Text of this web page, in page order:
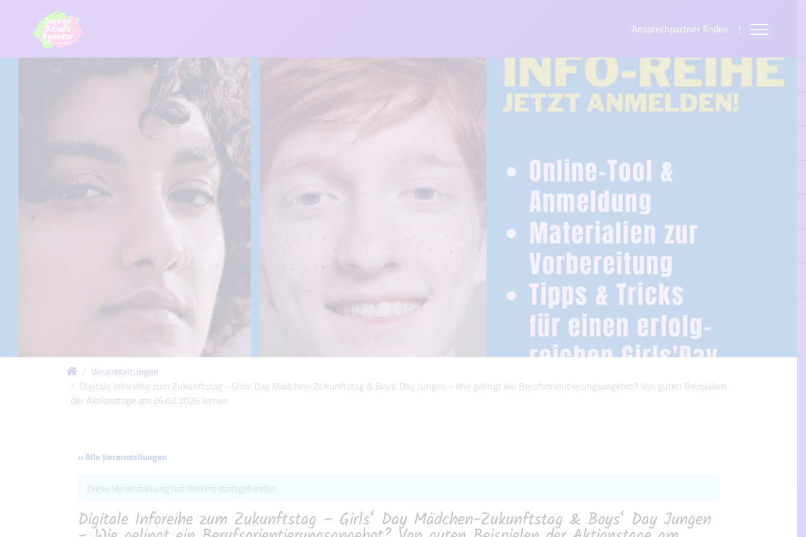
Ansprechpartner finden
Veranstaltungen
Digitale Inforeihe zum Zukunftstag - Girls' Day Mädchen-Zukunftstag & Boys' Day Jungen - Wie gelingt ein Berufsorientierungsangebot? Von guten Beispielen
der Aktionstage am 26.02.2026 lernen
« Alle Veranstaltungen
Diese Veranstaltung hat bereits stattgefunden.
Digitale Inforeihe zum Zukunftstag – Girls‘ Day Mädchen-Zukunftstag & Boys‘ Day Jungen